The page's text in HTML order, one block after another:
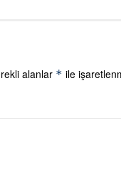
alanlar * ile